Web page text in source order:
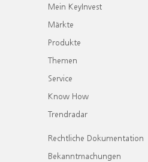
Mein KeyInvest
Märkte
Produkte
Themen
Service
Know How
Trendradar
Rechtliche Dokumentation
Bekanntmachungen